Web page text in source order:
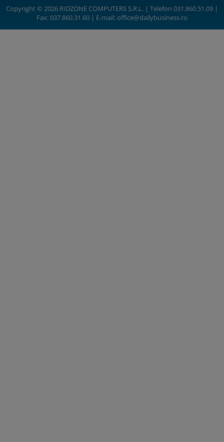
Copyright © 2026 RIDZONE COMPUTERS S.R.L. | Telefon 031.860.51.09 |
Fax: 037.860.31.60 | E-mail:office@dailybusiness.ro